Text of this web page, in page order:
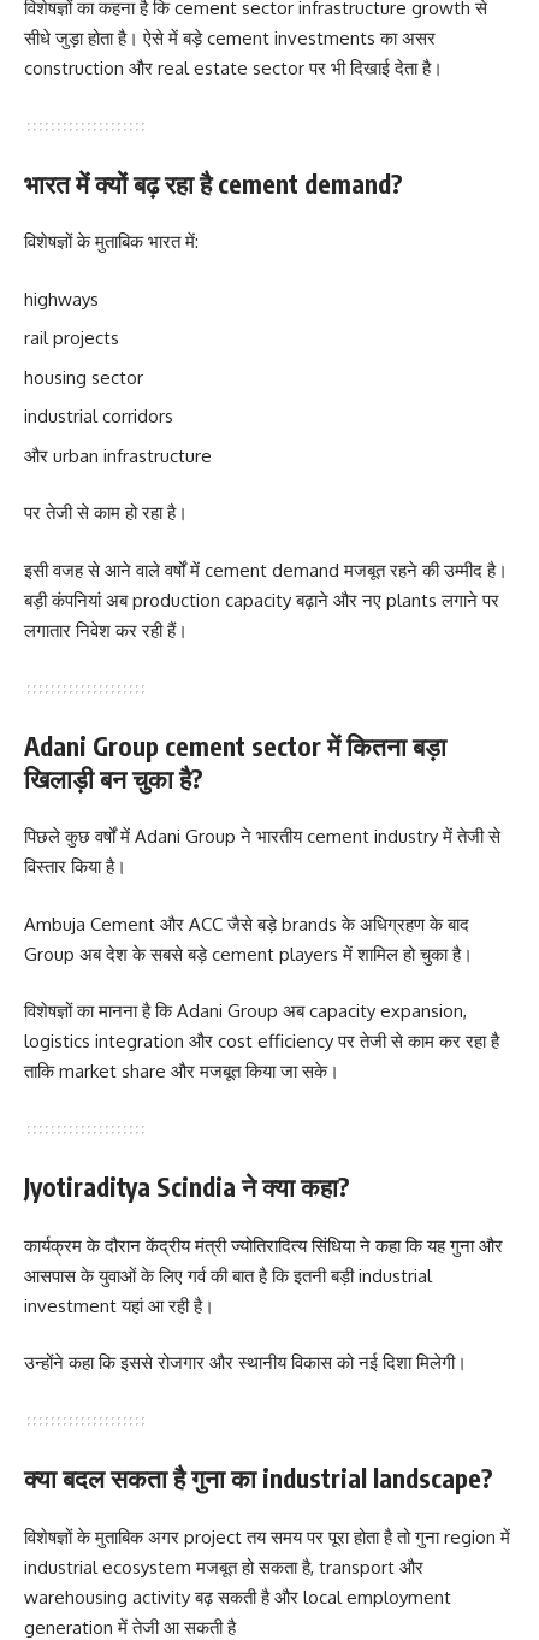
विशेषज्ञों का कहना है कि cement sector infrastructure growth से
सीधे जुड़ा होता है। ऐसे में बड़े cement investments का असर
construction और real estate sector पर भी दिखाई देता है।
भारत में क्यों बढ़ रहा है cement demand?
विशेषज्ञों के मुताबिक भारत में:
highways
rail projects
housing sector
industrial corridors
और urban infrastructure
पर तेजी से काम हो रहा है।
इसी वजह से आने वाले वर्षों में cement demand मजबूत रहने की उम्मीद है।
बड़ी कंपनियां अब production capacity बढ़ाने और नए plants लगाने पर
लगातार निवेश कर रही हैं।
Adani Group cement sector में कितना बड़ा
खिलाड़ी बन चुका है?
पिछले कुछ वर्षों में Adani Group ने भारतीय cement industry में तेजी से
विस्तार किया है।
Ambuja Cement और ACC जैसे बड़े brands के अधिग्रहण के बाद
Group अब देश के सबसे बड़े cement players में शामिल हो चुका है।
विशेषज्ञों का मानना है कि Adani Group अब capacity expansion,
logistics integration और cost efficiency पर तेजी से काम कर रहा है
ताकि market share और मजबूत किया जा सके।
Jyotiraditya Scindia ने क्या कहा?
कार्यक्रम के दौरान केंद्रीय मंत्री ज्योतिरादित्य सिंधिया ने कहा कि यह गुना और
आसपास के युवाओं के लिए गर्व की बात है कि इतनी बड़ी industrial
investment यहां आ रही है।
उन्होंने कहा कि इससे रोजगार और स्थानीय विकास को नई दिशा मिलेगी।
क्या बदल सकता है गुना का industrial landscape?
विशेषज्ञों के मुताबिक अगर project तय समय पर पूरा होता है तो गुना region में
industrial ecosystem मजबूत हो सकता है, transport और
warehousing activity बढ़ सकती है और local employment
generation में तेजी आ सकती है